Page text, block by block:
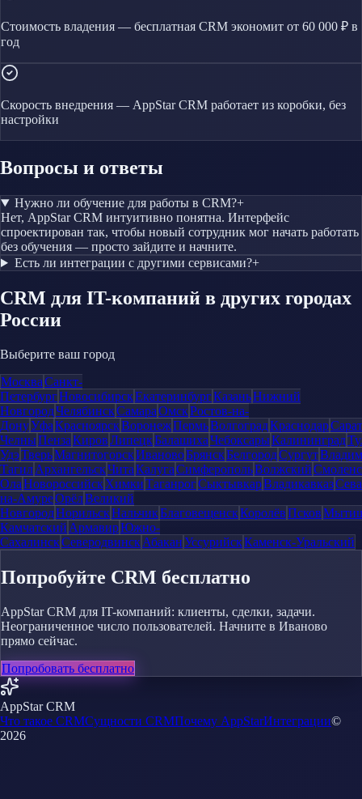
Стоимость владения — бесплатная CRM экономит от 60 000 ₽ в
год
Скорость внедрения — AppStar CRM работает из коробки, без
настройки
Вопросы и ответы
Нужно ли обучение для работы в CRM?+
Нет, AppStar CRM интуитивно понятна. Интерфейс
спроектирован так, чтобы новый сотрудник мог начать работать
без обучения — просто зайдите и начните.
Есть ли интеграции с другими сервисами?+
CRM для IT-компаний в других городах
России
Выберите ваш город
МоскваСанкт-
ПетербургНовосибирскЕкатеринбургКазаньНижний
НовгородЧелябинскСамараОмскРостов-на-
ДонуУфаКрасноярскВоронежПермьВолгоградКраснодар
ЧелныПензаКировЛипецкБалашихаЧебоксарыКалининград
УдэТверьМагнитогорскИвановоБрянскБелгородСургут
ТагилАрхангельскЧитаКалугаСимферопольВолжский
ОлаНовороссийскХимкиТаганрогСыктывкарВладикавказ
на-АмуреОрёлВеликий
НовгородНорильскНальчикБлаговещенскКоролёвПсков
Камчатский АрмавирЮжно-
СахалинскСеверодвинскАбаканУссурийскКаменск-Уральский
Попробуйте CRM бесплатно
AppStar CRM для IT-компаний: клиенты, сделки, задачи.
Неограниченное число пользователей. Начните в Иваново
прямо сейчас.
Попробовать бесплатно
AppStar CRM
Что такое CRMСущности CRMПочему AppStarИнтеграции©
2026